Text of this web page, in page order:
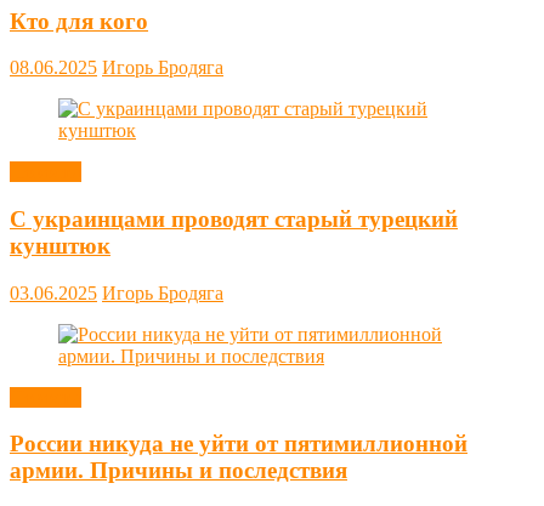
Кто для кого
08.06.2025 Игорь Бродяга
С украинцами проводят старый турецкий
кунштюк
03.06.2025 Игорь Бродяга
России никуда не уйти от пятимиллионной
армии. Причины и последствия